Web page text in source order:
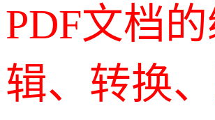
PDF文档
辑、转换